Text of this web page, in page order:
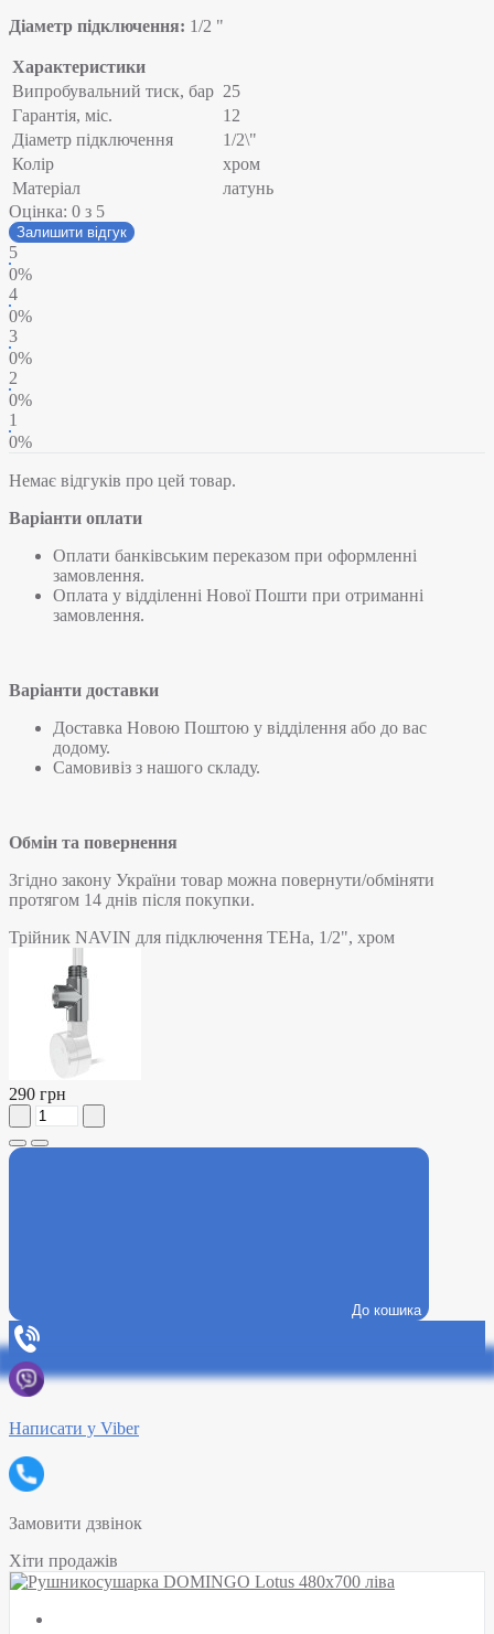
Діаметр підключення: 1/2 "
Характеристики
Випробувальний тиск, бар 25
Гарантія, міс.
12
Діаметр підключення
1/2\"
Колір
хром
Матеріал
латунь
Оцінка: 0 з 5
Залишити відгук
5
0%
4
0%
3
0%
2
0%
1
0%
Немає відгуків про цей товар.
Варіанти оплати
Оплати банківським переказом при оформленні
замовлення.
Оплата у відділенні Нової Пошти при отриманні
замовлення.
Варіанти доставки
Доставка Новою Поштою у відділення або до вас
додому.
Самовивіз з нашого складу.
Обмін та повернення
Згідно закону України товар можна повернути/обміняти
протягом 14 днів після покупки.
Трійник NAVIN для підключення ТЕНа, 1/2", хром
290 грн
До кошика
Написати у Viber
Замовити дзвінок
Хіти продажів